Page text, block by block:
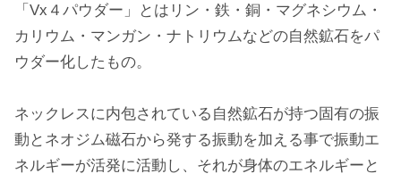
「Vx４パウダー」とはリン・鉄・銅・マグネシウム・
カリウム・マンガン・ナトリウムなどの自然鉱石をパ
ウダー化したもの。
ネックレスに内包されている自然鉱石が持つ固有の振
動とネオジム磁石から発する振動を加える事で振動エ
ネルギーが活発に活動し、それが身体のエネルギーと